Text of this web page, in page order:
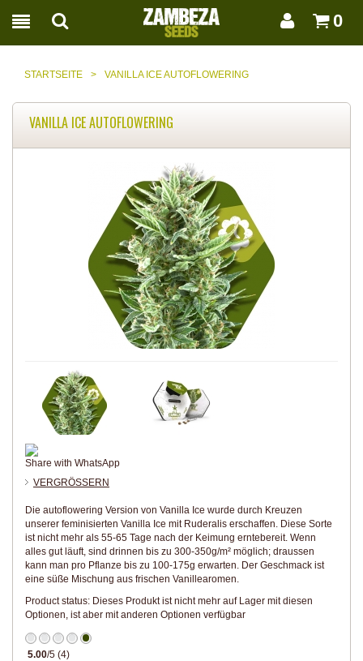
0
STARTSEITE > VANILLA ICE AUTOFLOWERING
VANILLA ICE AUTOFLOWERING
Share with WhatsApp
VERGRÖSSERN
Die autoflowering Version von Vanilla Ice wurde durch Kreuzen
unserer feminisierten Vanilla Ice mit Ruderalis erschaffen. Diese Sorte
ist nicht mehr als 55-65 Tage nach der Keimung erntebereit. Wenn
alles gut läuft, sind drinnen bis zu 300-350g/m² möglich; draussen
kann man pro Pflanze bis zu 100-175g erwarten. Der Geschmack ist
eine süße Mischung aus frischen Vanillearomen.
Product status: Dieses Produkt ist nicht mehr auf Lager mit diesen
Optionen, ist aber mit anderen Optionen verfügbar
5.00/5 (4)